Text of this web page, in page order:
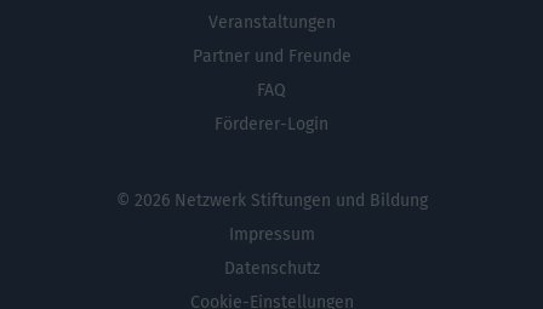
Veranstaltungen
Partner und Freunde
FAQ
Förderer-Login
© 2026 Netzwerk Stiftungen und Bildung
Impressum
Datenschutz
Cookie-Einstellungen